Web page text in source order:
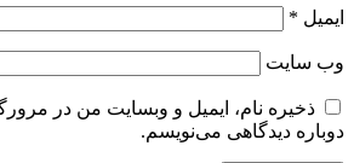
ایمیل *
وب‌ سایت
ذخیره نام، ایمیل و وبسایت من در
دوباره دیدگاهی می‌نویسم.